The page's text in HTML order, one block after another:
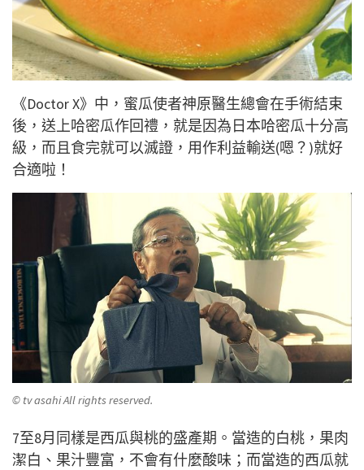
《Doctor X》中，蜜瓜使者神原醫生總會在手術結束
後，送上哈密瓜作回禮，就是因為日本哈密瓜十分高
級，而且食完就可以滅證，用作利益輸送(嗯？)就好
合適啦！
© tv asahi All rights reserved.
7至8月同樣是西瓜與桃的盛產期。當造的白桃，果肉
潔白、果汁豐富，不會有什麼酸味；而當造的西瓜就